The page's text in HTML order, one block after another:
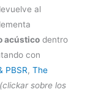
al
acústico dentro
con
PBSR, The
(clickar sobre los